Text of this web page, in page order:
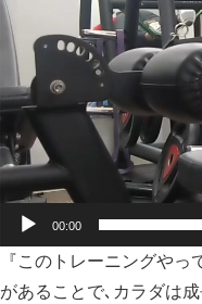
ー
00:00
『このトレーニングや
があることで､カラダは